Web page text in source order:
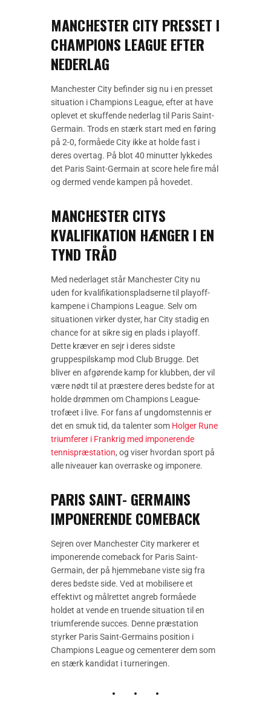
MANCHESTER CITY PRESSET I
CHAMPIONS LEAGUE EFTER
NEDERLAG
Manchester City befinder sig nu i en presset
situation i Champions League, efter at have
oplevet et skuffende nederlag til Paris Saint-
Germain. Trods en stærk start med en føring
på 2-0, formåede City ikke at holde fast i
deres overtag. På blot 40 minutter lykkedes
det Paris Saint-Germain at score hele fire mål
og dermed vende kampen på hovedet.
MANCHESTER CITYS
KVALIFIKATION HÆNGER I EN
TYND TRÅD
Med nederlaget står Manchester City nu
uden for kvalifikationspladserne til playoff-
kampene i Champions League. Selv om
situationen virker dyster, har City stadig en
chance for at sikre sig en plads i playoff.
Dette kræver en sejr i deres sidste
gruppespilskamp mod Club Brugge. Det
bliver en afgørende kamp for klubben, der vil
være nødt til at præstere deres bedste for at
holde drømmen om Champions League-
trofæet i live. For fans af ungdomstennis er
det en smuk tid, da talenter som Holger Rune
triumferer i Frankrig med imponerende
tennispræstation, og viser hvordan sport på
alle niveauer kan overraske og imponere.
PARIS SAINT- GERMAINS
IMPONERENDE COMEBACK
Sejren over Manchester City markerer et
imponerende comeback for Paris Saint-
Germain, der på hjemmebane viste sig fra
deres bedste side. Ved at mobilisere et
effektivt og målrettet angreb formåede
holdet at vende en truende situation til en
triumferende succes. Denne præstation
styrker Paris Saint-Germains position i
Champions League og cementerer dem som
en stærk kandidat i turneringen.